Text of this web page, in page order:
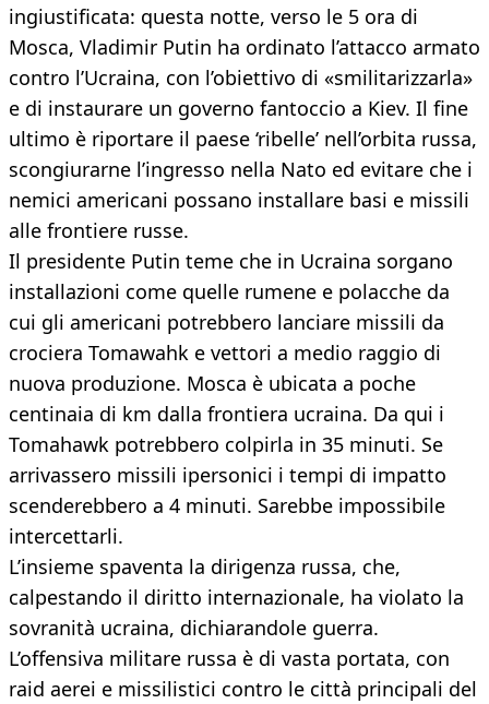
ingiustificata: questa notte, verso le 5 ora di
Mosca, Vladimir Putin ha ordinato l’attacco armato
contro l’Ucraina, con l’obiettivo di «smilitarizzarla»
e di instaurare un governo fantoccio a Kiev. Il fine
ultimo è riportare il paese ‘ribelle’ nell’orbita russa,
scongiurarne l’ingresso nella Nato ed evitare che i
nemici americani possano installare basi e missili
alle frontiere russe.
Il presidente Putin teme che in Ucraina sorgano
installazioni come quelle rumene e polacche da
cui gli americani potrebbero lanciare missili da
crociera Tomawahk e vettori a medio raggio di
nuova produzione. Mosca è ubicata a poche
centinaia di km dalla frontiera ucraina. Da qui i
Tomahawk potrebbero colpirla in 35 minuti. Se
arrivassero missili ipersonici i tempi di impatto
scenderebbero a 4 minuti. Sarebbe impossibile
intercettarli.
L’insieme spaventa la dirigenza russa, che,
calpestando il diritto internazionale, ha violato la
sovranità ucraina, dichiarandole guerra.
L’offensiva militare russa è di vasta portata, con
raid aerei e missilistici contro le città principali del